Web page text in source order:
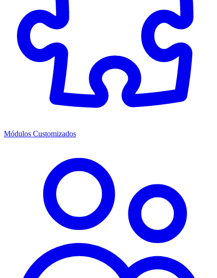
Módulos Customizados